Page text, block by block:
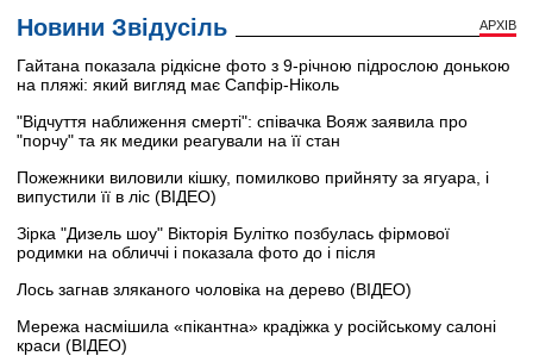
Новини Звідусіль АРХІВ
Гайтана показала рідкісне фото з 9-річною підрослою донькою
на пляжі: який вигляд має Сапфір-Ніколь
"Відчуття наближення смерті": співачка Вояж заявила про
"порчу" та як медики реагували на її стан
Пожежники виловили кішку, помилково прийняту за ягуара, і
випустили її в ліс (ВІДЕО)
Зірка "Дизель шоу" Вікторія Булітко позбулась фірмової
родимки на обличчі і показала фото до і після
Лось загнав зляканого чоловіка на дерево (ВІДЕО)
Мережа насмішила «пікантна» крадіжка у російському салоні
краси (ВІДЕО)